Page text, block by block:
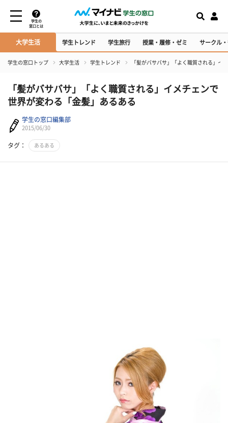
学生の
窓口とは
大学生活 学生トレンド 学生旅行 授業・履修・ゼミ サークル
学生の窓口トップ 大学生活 学生トレンド 「髪がバサバサ」「よく職質される」イ
「髪がバサバサ」「よく職質される」イメチェンで
世界が変わる「金髪」あるある
学生の窓口編集部
2015/06/30
タグ： あるある